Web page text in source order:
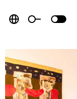
content